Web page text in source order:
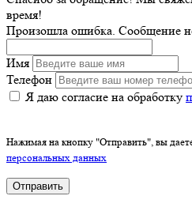
время!
Произошла ошибка. Сообщение
Имя
Телефон
Я даю согласие на обработку
Нажимая на кнопку "Отправить", вы
персональных данных
Отправить